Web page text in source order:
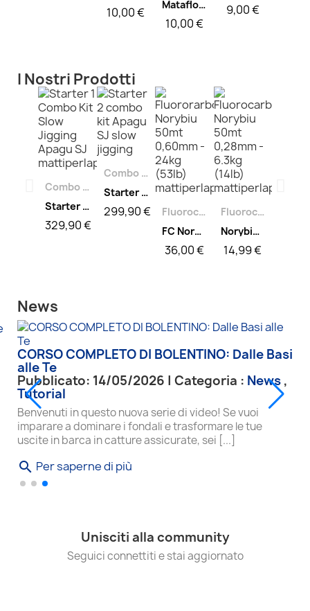
10,00 €
Mataflotty Lux Glow Glitter
10,00 €
9,00 €
Tataki Calamaro
10,50 €
Tataki Calamaro
8,50 €
Tataki Calamaro
10,89 €
Moschettoni e Girelle
4,00 €
I Nostri Prodotti
Combo Kit Pesca
Starter 1 combo kit Apagu SJ slow jigging
329,90 €
Combo Kit Pesca
Starter 2 combo kit Apagu SJ slow jigging
299,90 €
Fluorocarbon
FC Norybiu 50mt 0,60mm
36,00 €
Fluorocarbon
Norybiu 50mt 0,28mm
14,99 €
Tataki Calamaro
4,00 €
Canna Ichinusa Squid
120,00 €
cima ricambio ichinusa
40,00 €
Norybiu 50mt 0,40mm
22,00 €
News
CORSO COMPLETO DI BOLENTINO: Dalle Basi
alle Te
Pubblicato: 14/05/2026 | Categoria : News ,
Tutorial
Benvenuti in questo nuova serie di video! Se vuoi
imparare a dominare i fondali e trasformare le tue
uscite in barca in catture assicurate, sei [...]
search Per saperne di più
Unisciti alla community
Seguici connettiti e stai aggiornato